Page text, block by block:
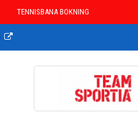
TENNISBANA BOKNING